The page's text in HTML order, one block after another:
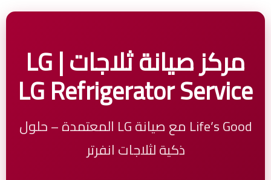
مركز صيانة ثلاجات LG |
LG Refrigerator Service
Life’s Good مع صيانة LG المعتمدة – حلول
ذكية لثلاجات انفرتر